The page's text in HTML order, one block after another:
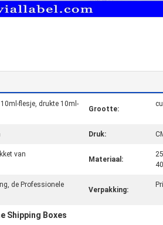
flesje, drukte 10ml-
Grootte:
Druk:
van
Materiaal:
de Professionele
Verpakking:
Shipping Boxes